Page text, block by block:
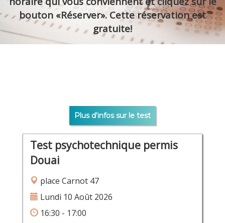
bouton «Réserver». Cette réservation est
gratuite!
Plus d'infos sur le test
Test psychotechnique permis
Douai
place Carnot 47
Lundi 10 Août 2026
16:30 - 17:00